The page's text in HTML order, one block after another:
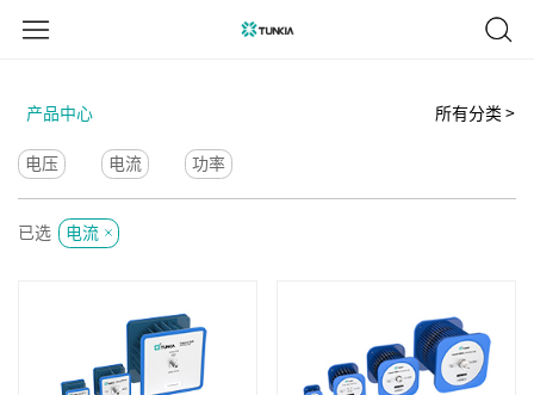
产品中心 所有分类 >
电压 电流 功率
已选 电流